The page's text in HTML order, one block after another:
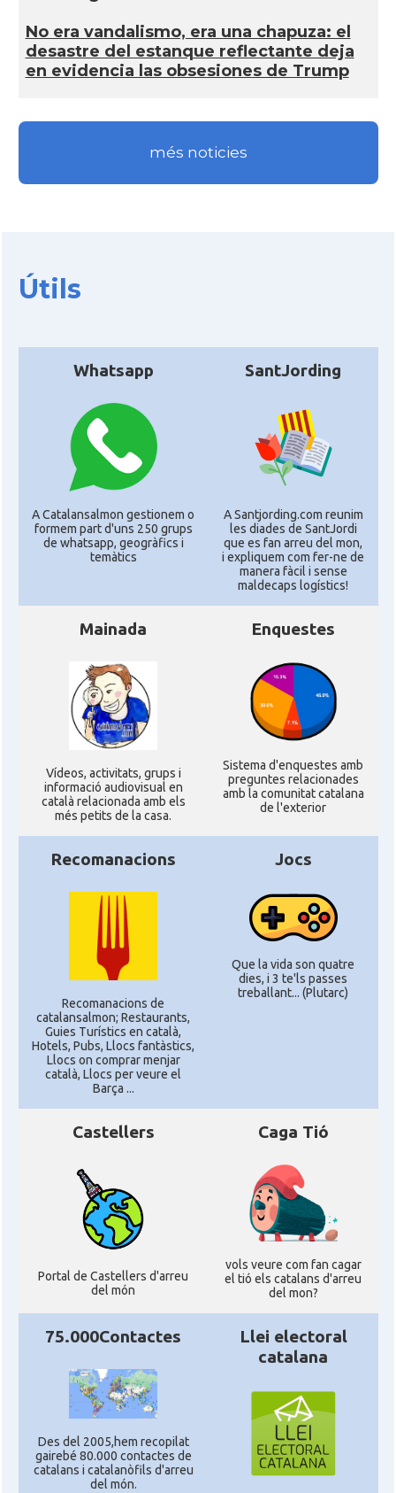
No era vandalismo, era una chapuza: el
desastre del estanque reflectante deja
en evidencia las obsesiones de Trump
més noticies
Útils
Whatsapp
A Catalansalmon gestionem o
formem part d'uns 250 grups
de whatsapp, geogràfics i
temàtics
SantJording
A Santjording.com reunim
les diades de SantJordi
que es fan arreu del mon,
i expliquem com fer-ne de
manera fàcil i sense
maldecaps logí­stics!
Mainada
Ví­deos, activitats, grups i
informació audiovisual en
català relacionada amb els
més petits de la casa.
Enquestes
Sistema d'enquestes amb
preguntes relacionades
amb la comunitat catalana
de l'exterior
Recomanacions
Recomanacions de
catalansalmon; Restaurants,
Guies Turístics en català,
Hotels, Pubs, Llocs fantàstics,
Llocs on comprar menjar
català, Llocs per veure el
Barça ...
Jocs
Que la vida son quatre
dies, i 3 te'ls passes
treballant... (Plutarc)
Castellers
Portal de Castellers d'arreu
del món
Caga Tió
vols veure com fan cagar
el tió els catalans d'arreu
del mon?
75.000Contactes
Des del 2005,hem recopilat
gairebé 80.000 contactes de
catalans i catalanòfils d'arreu
del món.
Llei electoral
catalana